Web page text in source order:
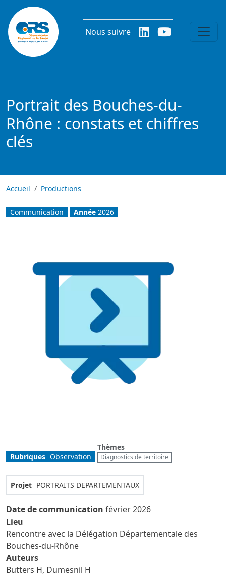
Aller au contenu principal
Nous suivre
Portrait des Bouches-du-
Rhône : constats et chiffres
clés
Accueil Productions
Communication Année 2026
Rubriques Observation
Thèmes
Diagnostics de territoire
Projet PORTRAITS DEPARTEMENTAUX
Date de communication février 2026
Lieu
Rencontre avec la Délégation Départementale des
Bouches-du-Rhône
Auteurs
Butters H, Dumesnil H